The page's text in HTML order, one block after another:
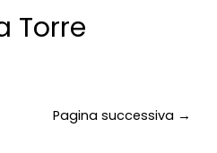
Torre
Pagina successiva →